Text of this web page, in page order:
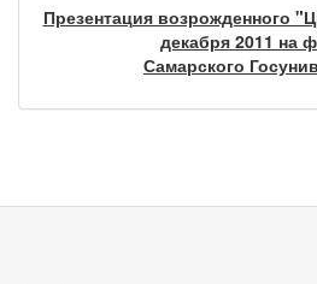
Презентация возрожденного
декабря 2011 на
Самарского